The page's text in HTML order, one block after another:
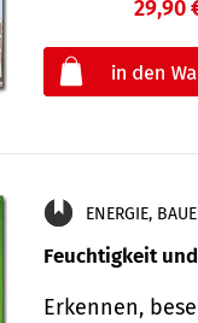
29,90
ENERGIE,
Feuchtigkeit
Erkennen,